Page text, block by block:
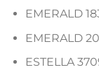
EMERALD
EMERALD
ESTELLA